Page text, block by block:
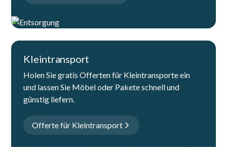
Kleintransport
Holen Sie gratis Offerten für Kleintransporte ein
und lassen Sie Möbel oder Pakete schnell und
günstig liefern.
Offerte für Kleintransport